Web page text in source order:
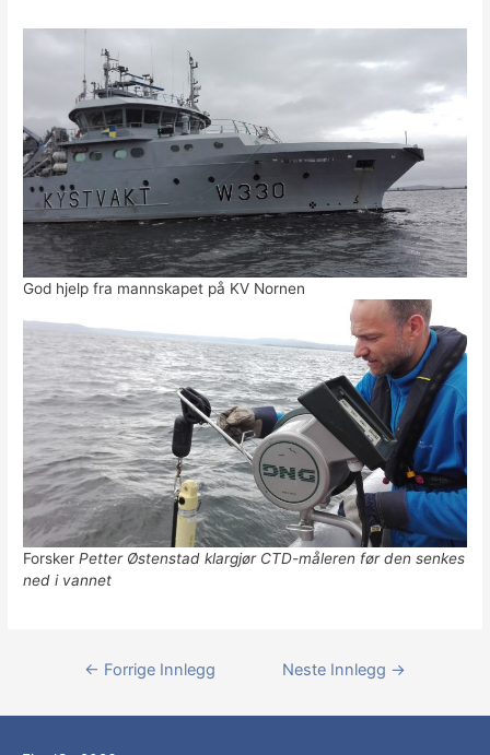
God hjelp fra mannskapet på KV Nornen
ForskerPetter Østenstad klargjør CTD-måleren før den senkes
ned i vannet
Innleggsnavigasjon
← Forrige Innlegg Neste Innlegg →